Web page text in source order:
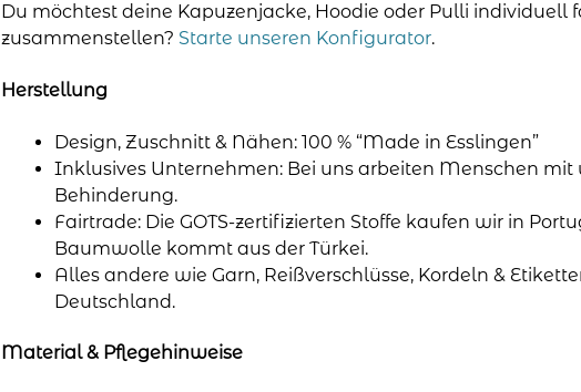
Du möchtest deine Kapuzenjacke, Hoodie oder Pulli individuell
zusammenstellen? Starte unseren Konfigurator.
Herstellung
Design, Zuschnitt & Nähen: 100 % “Made in Esslingen”
Inklusives Unternehmen: Bei uns arbeiten Menschen mit
Behinderung.
Fairtrade: Die GOTS-zertifizierten Stoffe kaufen wir in
Baumwolle kommt aus der Türkei.
Alles andere wie Garn, Reißverschlüsse, Kordeln &
Deutschland.
Material & Pflegehinweise